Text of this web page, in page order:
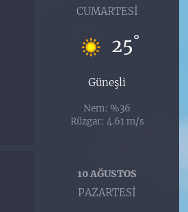
CUMARTESI
25°
Güneşli
Nem: %36
Rüzgar: 4.61 m/s
10 AĞUSTOS
PAZARTESI